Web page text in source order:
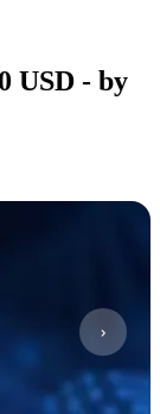
USD - by